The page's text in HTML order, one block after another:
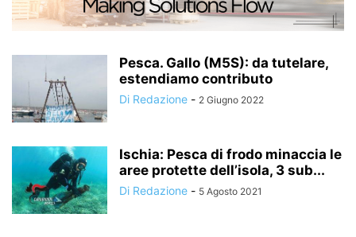
Pesca. Gallo (M5S): da tutelare,
estendiamo contributo
Di Redazione - 2 Giugno 2022
Ischia: Pesca di frodo minaccia le
aree protette dell’isola, 3 sub...
Di Redazione - 5 Agosto 2021